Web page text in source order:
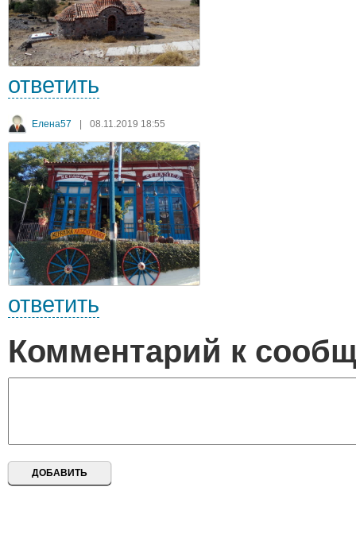
ответить
Елена57 08.11.2019 18:55
ответить
Комментарий к